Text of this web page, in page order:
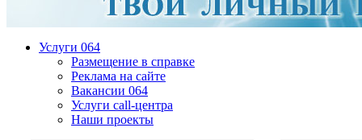
Услуги 064
Размещение в справке
Реклама на сайте
Вакансии 064
Услуги call-центра
Наши проекты